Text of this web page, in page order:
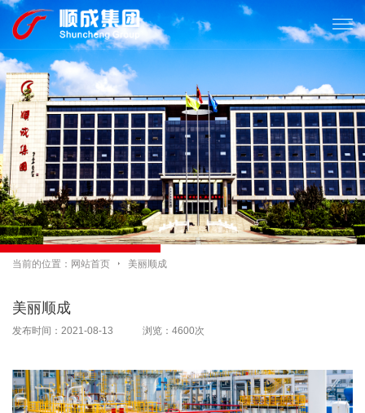

当前的位置： 网站首页  美丽顺成
美丽顺成
发布时间：2021-08-13 浏览：4600次